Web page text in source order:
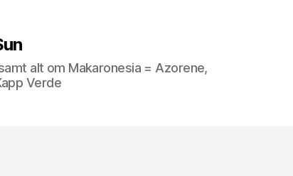
alt om Makaronesia = Azorene,
Verde